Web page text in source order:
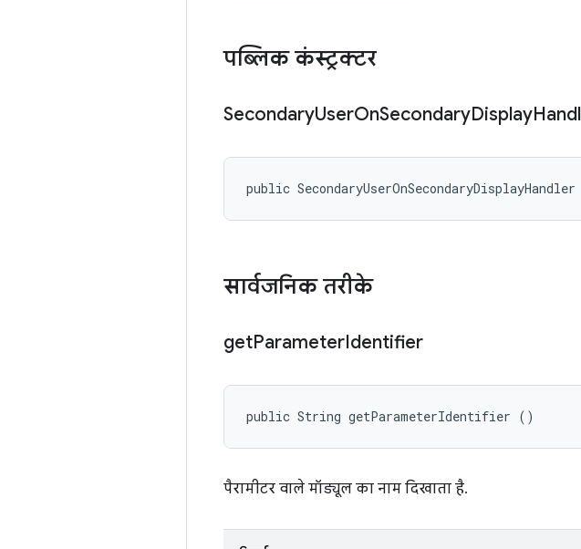
पब्लिक कंस्ट्रक्टर
SecondaryUserOnSecondaryDisplay
public
सार्वजनिक तरीके
getParameterIdentifier
public String getParameterIdentifier ()
पैरामीटर वाले मॉड्यूल का नाम दिखाता है.